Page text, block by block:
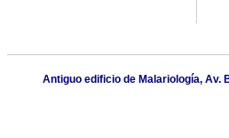
Antiguo edificio de Malariología, Av.